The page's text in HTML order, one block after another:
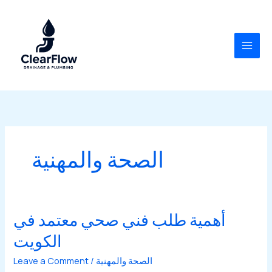
الصحة والمهنية
أهمية طلب فني صحي معتمد في
الكويت
Leave a Comment / الصحة والمهنية